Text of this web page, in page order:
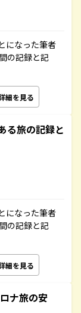
になった筆者
の記録と記
細を見る
る旅の記録と
になった筆者
の記録と記
細を見る
ナ旅の安